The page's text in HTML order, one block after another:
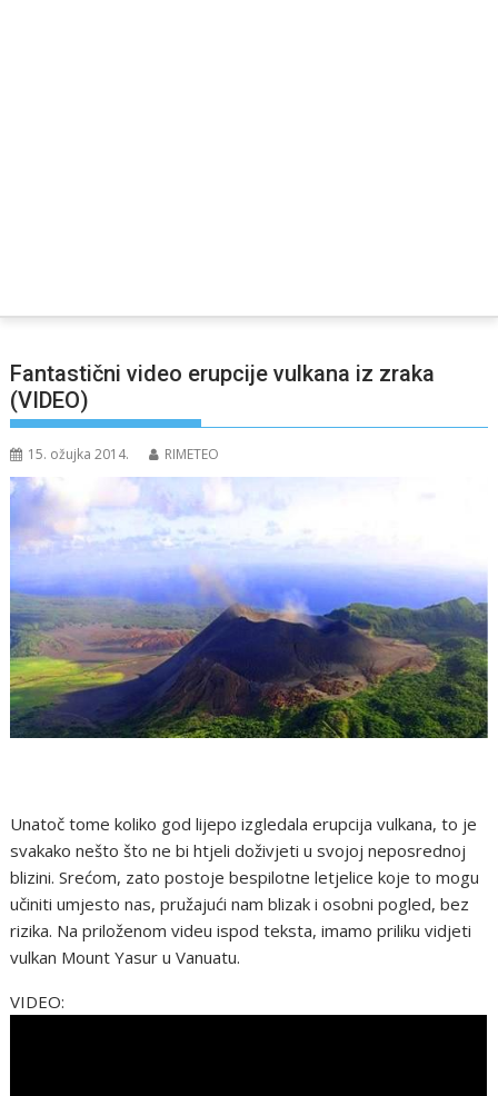
Fantastični video erupcije vulkana iz zraka
(VIDEO)
15. ožujka 2014. RIMETEO
Unatoč tome koliko god lijepo izgledala erupcija vulkana, to je
svakako nešto što ne bi htjeli doživjeti u svojoj neposrednoj
blizini. Srećom, zato postoje bespilotne letjelice koje to mogu
učiniti umjesto nas, pružajući nam blizak i osobni pogled, bez
rizika. Na priloženom videu ispod teksta, imamo priliku vidjeti
vulkan Mount Yasur u Vanuatu.
VIDEO: